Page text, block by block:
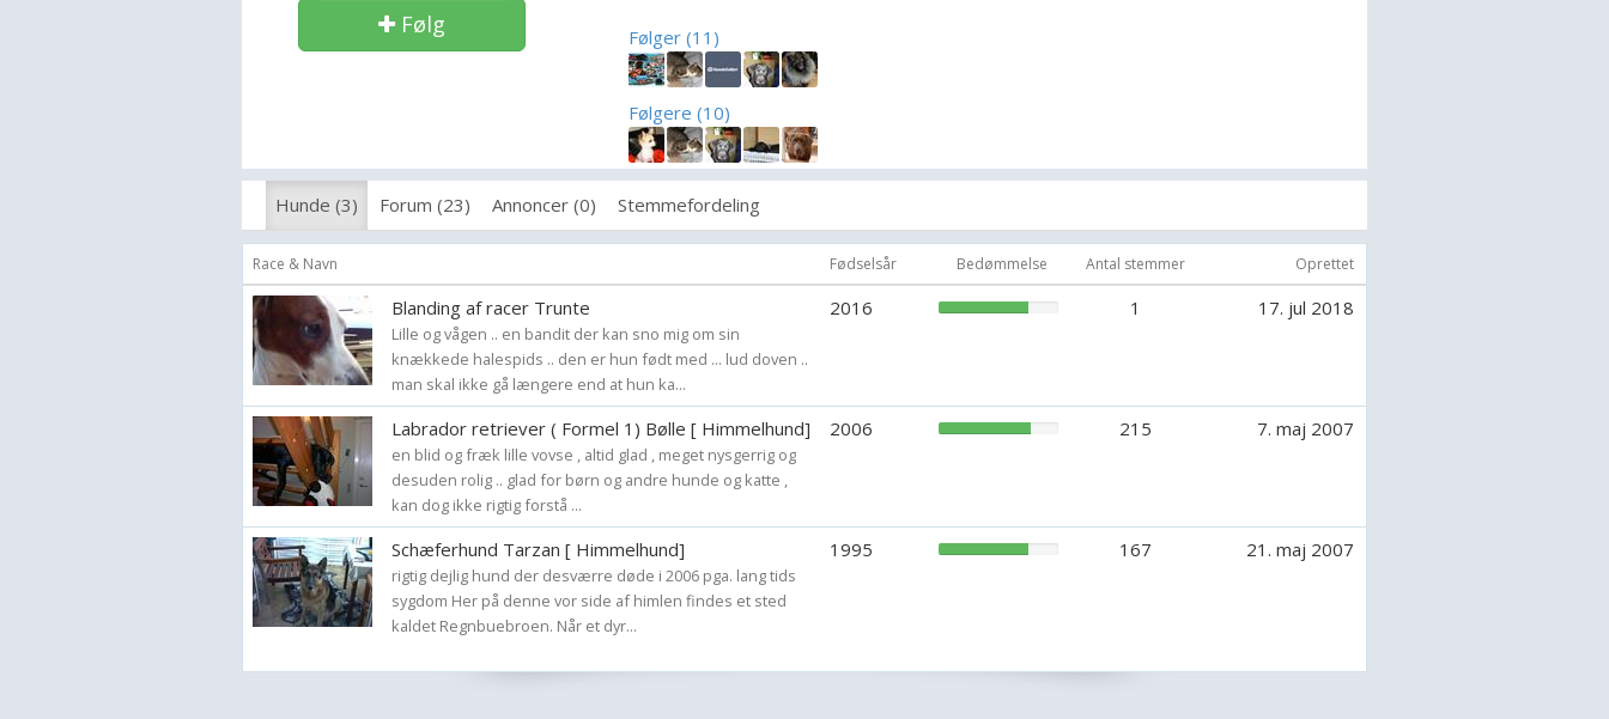
Følg Følger (11)
Følgere (10)
Hunde (3) Forum (23) Annoncer (0) Stemmefordeling
Race & Navn Fødselsår Bedømmelse Antal stemmer Oprettet
Blanding af racer Trunte
Lille og vågen .. en bandit der kan sno mig om sin
knækkede halespids .. den er hun født med ... lud doven ..
man skal ikke gå længere end at hun ka...
2016 1 17. jul 2018
Labrador retriever ( Formel 1) Bølle [ Himmelhund]
en blid og fræk lille vovse , altid glad , meget nysgerrig og
desuden rolig .. glad for børn og andre hunde og katte ,
kan dog ikke rigtig forstå ...
2006 215 7. maj 2007
Schæferhund Tarzan [ Himmelhund]
rigtig dejlig hund der desværre døde i 2006 pga. lang tids
sygdom Her på denne vor side af himlen findes et sted
kaldet Regnbuebroen. Når et dyr...
1995 167 21. maj 2007